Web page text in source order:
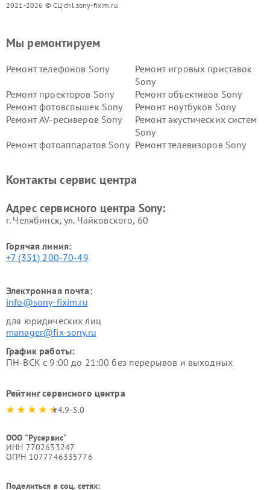
2021-2026 © СЦ chl.sony-fixim.ru
Мы ремонтируем
Ремонт телефонов Sony
Ремонт игровых приставок
Sony
Ремонт проекторов Sony
Ремонт объективов Sony
Ремонт фотовспышек Sony
Ремонт ноутбуков Sony
Ремонт AV-ресиверов Sony
Ремонт акустических систем
Sony
Ремонт фотоаппаратов Sony Ремонт телевизоров Sony
Контакты сервис центра
Адрес сервисного центра Sony:
г. Челябинск, ул. Чайковского, 60
Горячая линия:
+7 (351) 200-70-49
Электронная почта:
info@sony-fixim.ru
для юридических лиц
manager@fix-sony.ru
График работы:
ПН-ВСК с 9:00 до 21:00 без перерывов и выходных
Рейтинг сервисного центра
4.9-5.0
ООО "Русервис"
ИНН 7702633247
ОГРН 1077746335776
Поделиться в соц. сетях: